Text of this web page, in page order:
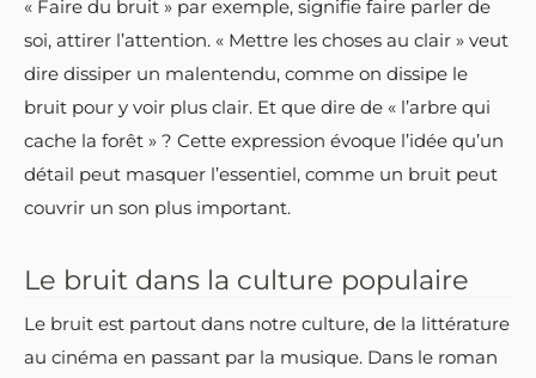
« Faire du bruit » par exemple, signifie faire parler de
soi, attirer l’attention. « Mettre les choses au clair » veut
dire dissiper un malentendu, comme on dissipe le
bruit pour y voir plus clair. Et que dire de « l’arbre qui
cache la forêt » ? Cette expression évoque l’idée qu’un
détail peut masquer l’essentiel, comme un bruit peut
couvrir un son plus important.
Le bruit dans la culture populaire
Le bruit est partout dans notre culture, de la littérature
au cinéma en passant par la musique. Dans le roman